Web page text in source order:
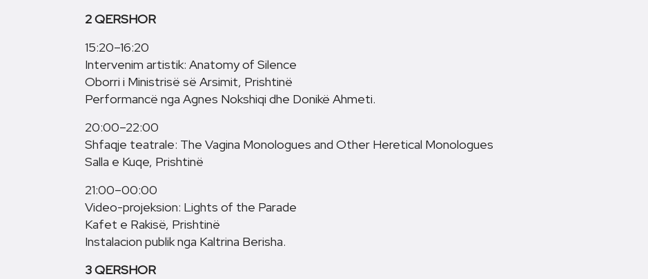
2 QERSHOR
15:20–16:20
Intervenim artistik: Anatomy of Silence
Oborri i Ministrisë së Arsimit, Prishtinë
Performancë nga Agnes Nokshiqi dhe Donikë Ahmeti.
20:00–22:00
Shfaqje teatrale: The Vagina Monologues and Other Heretical Monologues
Salla e Kuqe, Prishtinë
21:00–00:00
Video-projeksion: Lights of the Parade
Kafet e Rakisë, Prishtinë
Instalacion publik nga Kaltrina Berisha.
3 QERSHOR